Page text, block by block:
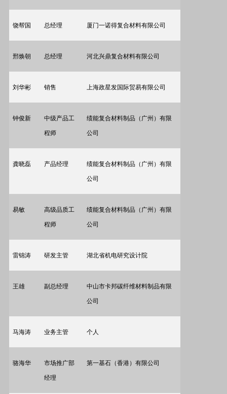
饶帮国 总经理 厦门一诺得复合材料有限公司
邢焕朝 总经理 河北兴鼎复合材料有限公司
刘华彬 销售 上海政星发国际贸易有限公司
钟俊新 中级产品工
程师
绩能复合材料制品（广州）有限
公司
龚晓磊 产品经理 绩能复合材料制品（广州）有限
公司
易敏 高级品质工
程师
绩能复合材料制品（广州）有限
公司
雷锦涛 研发主管 湖北省机电研究设计院
王雄 副总经理 中山市卡邦碳纤维材料制品有限
公司
马海涛 业务主管 个人
骆海华 市场推广部
经理
第一基石（香港）有限公司